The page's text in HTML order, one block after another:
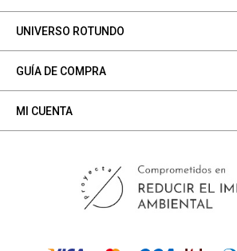
UNIVERSO ROTUNDO
GUÍA DE COMPRA
MI CUENTA